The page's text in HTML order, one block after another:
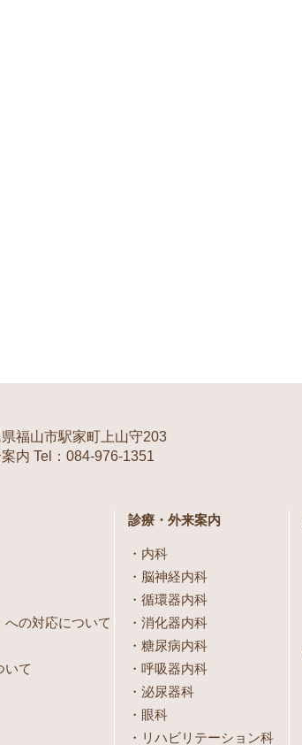
県福山市駅家町上山守203
内 Tel：084-976-1351
の対応について
いて
診療・外来案内
内科
脳神経内科
循環器内科
消化器内科
糖尿病内科
呼吸器内科
泌尿器科
眼科
リハビリテーション科